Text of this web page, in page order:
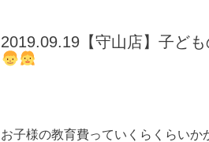
2019.09.19【守山店】子ど
お子様の教育費っていくらくらい